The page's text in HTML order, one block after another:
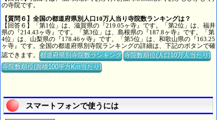
の寺院です。
【質問６】全国の都道府県別人口10万人当り寺院数ランキングは？
【回答６】「第1位」は、滋賀県の『219.05ヶ寺』です。「第2位」は、福井
県の『214.43ヶ寺』です。「第3位」は、島根県の『187.8ヶ寺』です。「第
4位」は、山梨県の『178.46ヶ寺』です。「第5位」は、和歌山県の『163.25
ヶ寺』です。全国の都道府県別寺院ランキングの詳細は、下記のボタンで確
認できます。都道府県別寺院数ランキング 寺院数順位(人口10万人当たり)
寺院数順位(面積100平方Km当たり)
スマートフォンで使うには